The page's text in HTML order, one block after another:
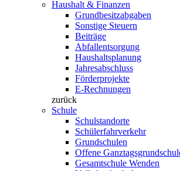
Haushalt & Finanzen
Grundbesitzabgaben
Sonstige Steuern
Beiträge
Abfallentsorgung
Haushaltsplanung
Jahresabschluss
Förderprojekte
E-Rechnungen
zurück
Schule
Schulstandorte
Schülerfahrverkehr
Grundschulen
Offene
Gesamtschule Wenden